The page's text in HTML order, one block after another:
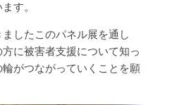
す。
したこのパネル展を通し
に被害者支援について知っ
がつながっていくことを願